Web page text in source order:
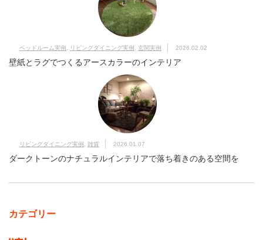
ベッドルーム実例 リビングダイニング実例 玄関実例 2026.02.02
壁紙とラグでつくるアースカラーのインテリア
リビングダイニング実例 雑貨 2026.01.07
ダークトーンのナチュラルインテリアで落ち着きのある空間を
カテゴリー